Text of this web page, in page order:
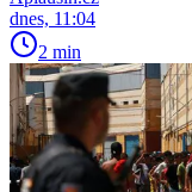
dnes, 11:04
2 min